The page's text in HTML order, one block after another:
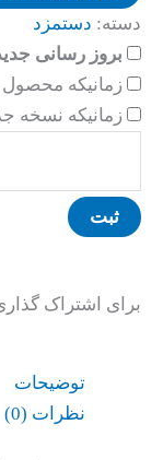
دسته: دستمزد
بروز رسانی
زمانیکه
زمانیکه نسخه
ثبت
برای اشتراک
توضیحات
نظرات (0)